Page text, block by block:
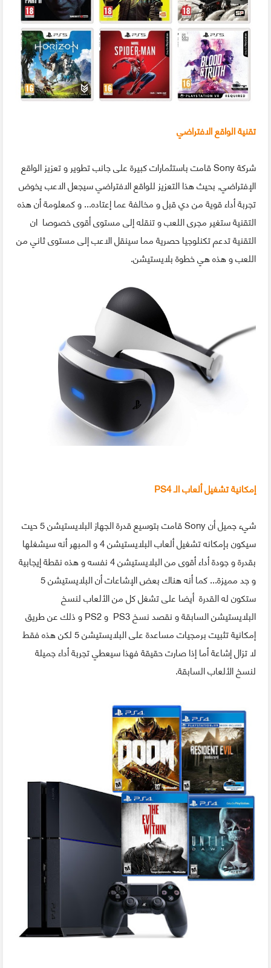
تقنية الواقع الافتراضي
شركة Sony قامت باستثمارات كبيرة على جانب تطوير و تعزيز الواقع
الإفتراضي, بحيث هذا التعزيز للواقع الافتراضي سيجعل الاعب يخوض
تجربة أداء قوية من دي قبل و مخالفة عما إعتاده... و كمعلومة أن هذه
التقنية ستغير مجرى اللعب و تنقله إلى مستوى أقوى خصوصا ان
التقنية تدعم تكنلوجيا حصرية مما سينقل الاعب إلى مستوى ثاني من
اللعب و هذه هي خطوة بلايستيشن.
إمكانية تشغيل ألعاب الـ PS4
شيء جميل أن Sony قامت بتوسيع قدرة الجهاز البلايستيشن 5 حيت
سيكون بإمكانه تشغيل ألعاب البلايستيشن 4 و المبهر أنه سيشغلها
بقدرة و جودة أداء أقوى من البلايستيشن 4 نفسه و هذه نقطة إيجابية
و جد مميزة... كما أنه هناك بعض الإشاعات أن البلايستيشن 5
ستكون له القدرة أيضا على تشغل كل من الألعاب لنسخ
البلايستيشن السابقة و نقصد نسخ PS3 و PS2 و ذلك عن طريق
إمكانية تثبيت برمجيات مساعدة على البلايستيشن 5 لكن هذه فقط
لا تزال إشاعة أما إذا صارت حقيقة فهذا سيعطي تجربة أداء جميلة
لنسخ الألعاب السابقة.